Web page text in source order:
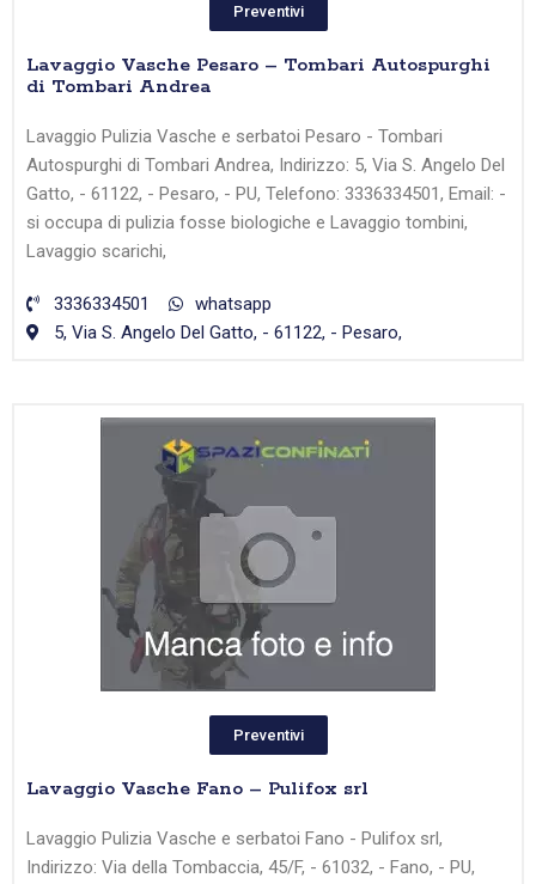
Preventivi
Lavaggio Vasche Pesaro – Tombari Autospurghi
di Tombari Andrea
Lavaggio Pulizia Vasche e serbatoi Pesaro - Tombari
Autospurghi di Tombari Andrea, Indirizzo: 5, Via S. Angelo Del
Gatto, - 61122, - Pesaro, - PU, Telefono: 3336334501, Email: -
si occupa di pulizia fosse biologiche e Lavaggio tombini,
Lavaggio scarichi,
3336334501
whatsapp
5, Via S. Angelo Del Gatto, - 61122, - Pesaro,
Preventivi
Lavaggio Vasche Fano – Pulifox srl
Lavaggio Pulizia Vasche e serbatoi Fano - Pulifox srl,
Indirizzo: Via della Tombaccia, 45/F, - 61032, - Fano, - PU,